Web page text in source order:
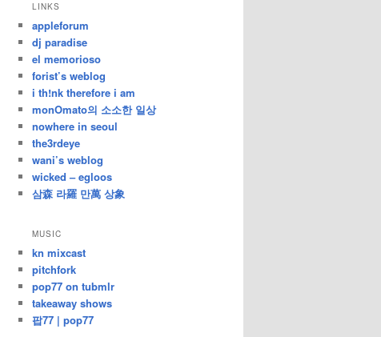
난
글
LINKS
appleforum
dj paradise
el memorioso
forist’s weblog
i th!nk therefore i am
monOmato의 소소한 일상
nowhere in seoul
the3rdeye
wani’s weblog
wicked – egloos
삼森 라羅 만萬 상象
MUSIC
kn mixcast
pitchfork
pop77 on tubmlr
takeaway shows
팝77 | pop77